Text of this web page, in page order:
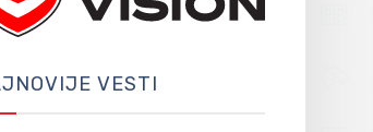
VESTI